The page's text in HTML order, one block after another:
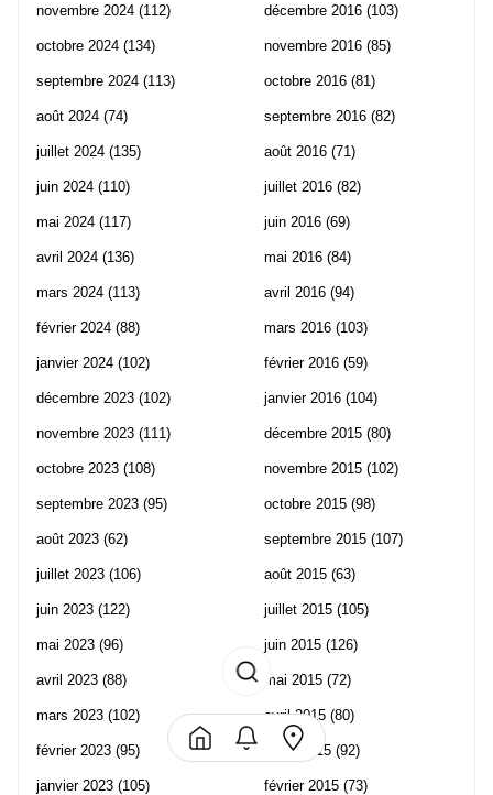
novembre 2024 (112)
octobre 2024 (134)
septembre 2024 (113)
août 2024 (74)
juillet 2024 (135)
juin 2024 (110)
mai 2024 (117)
avril 2024 (136)
mars 2024 (113)
février 2024 (88)
janvier 2024 (102)
décembre 2023 (102)
novembre 2023 (111)
octobre 2023 (108)
septembre 2023 (95)
août 2023 (62)
juillet 2023 (106)
juin 2023 (122)
mai 2023 (96)
avril 2023 (88)
mars 2023 (102)
février 2023 (95)
janvier 2023 (105)
décembre 2016 (103)
novembre 2016 (85)
octobre 2016 (81)
septembre 2016 (82)
août 2016 (71)
juillet 2016 (82)
juin 2016 (69)
mai 2016 (84)
avril 2016 (94)
mars 2016 (103)
février 2016 (59)
janvier 2016 (104)
décembre 2015 (80)
novembre 2015 (102)
octobre 2015 (98)
septembre 2015 (107)
août 2015 (63)
juillet 2015 (105)
juin 2015 (126)
mai 2015 (72)
avril 2015 (80)
mars 2015 (92)
février 2015 (73)